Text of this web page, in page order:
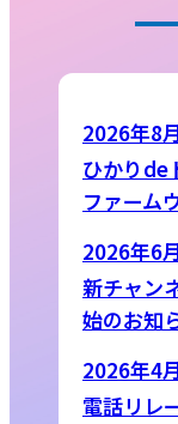
2026年8
ひかりde
ファーム
2026年6
新チャン
始のお知
2026年4
電話リレ